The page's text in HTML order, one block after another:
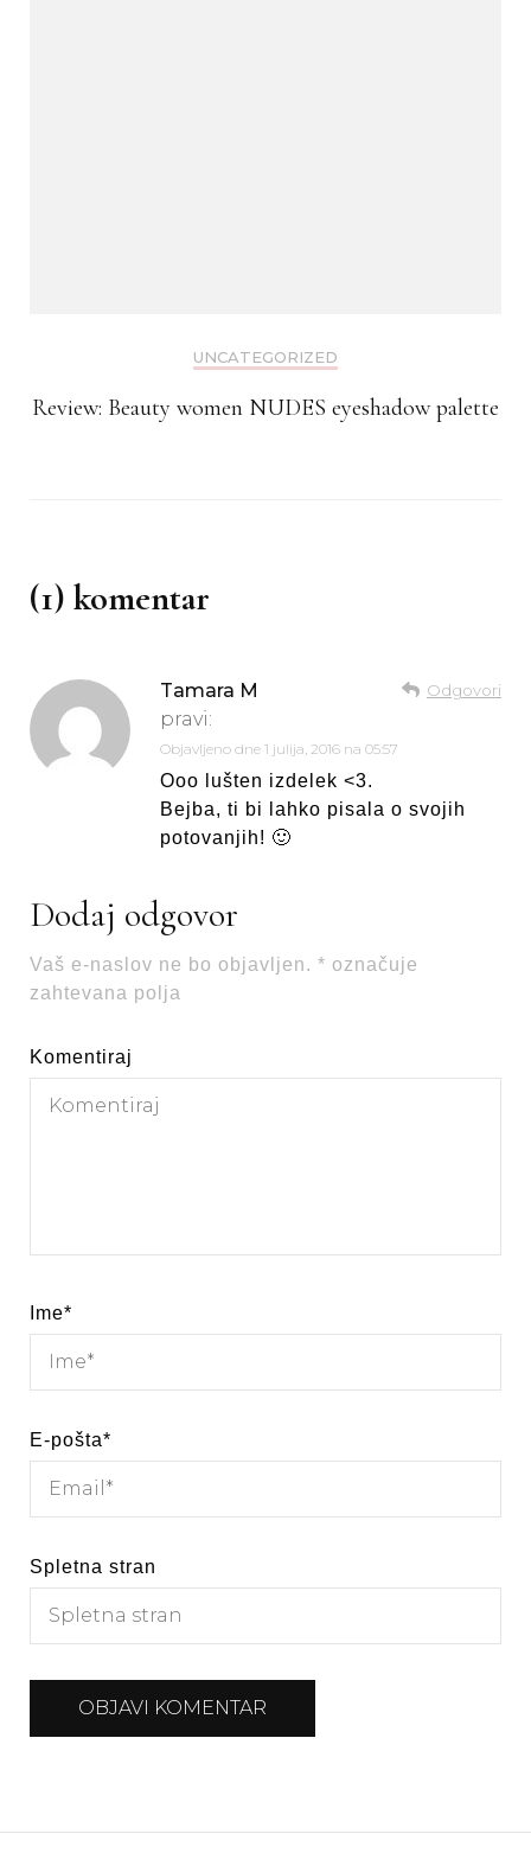
UNCATEGORIZED
Review: Beauty women NUDES eyeshadow palette
(1) komentar
Tamara M
pravi:
Objavljeno dne 1 julija, 2016 na 05:57
Odgovori
Ooo lušten izdelek <3.
Bejba, ti bi lahko pisala o svojih
potovanjih! 🙂
Dodaj odgovor
Vaš e-naslov ne bo objavljen. * označuje
zahtevana polja
Komentiraj
Ime*
E-pošta*
Spletna stran